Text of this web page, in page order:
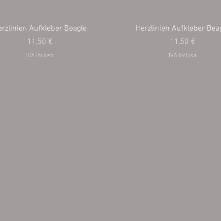
Aufkleber Beagle
Prezzo
11,50 €
IVA inclusa
Herzlinien Aufkleber
Prezzo
11,50 €
IVA inclusa